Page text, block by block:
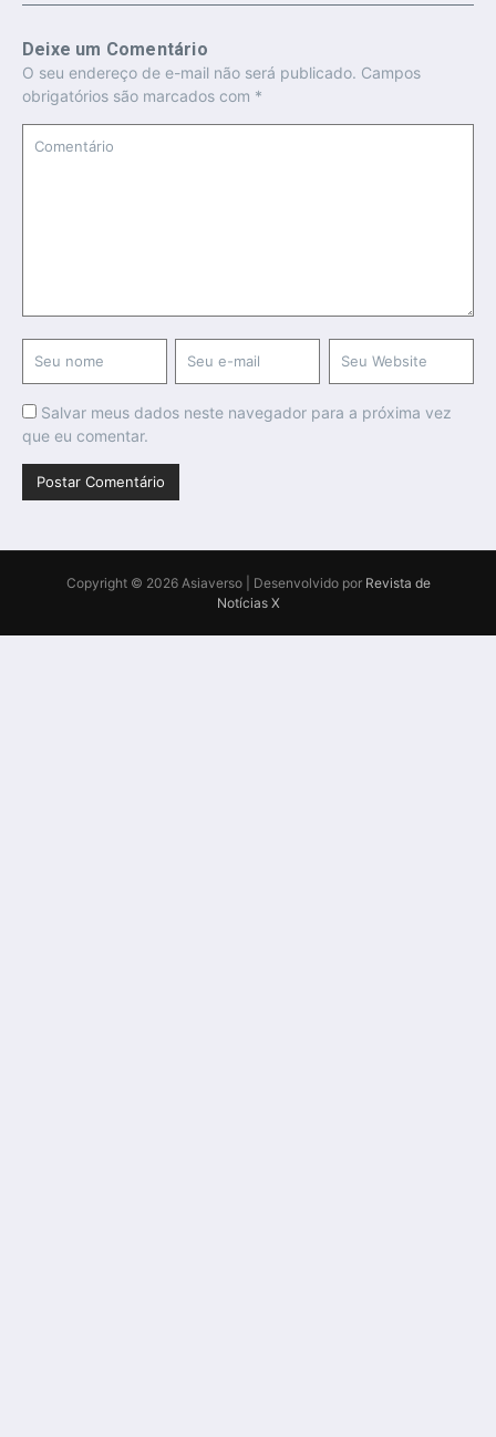
Deixe um Comentário
O seu endereço de e-mail não será publicado. Campos
obrigatórios são marcados com *
Salvar meus dados neste navegador para a próxima vez
que eu comentar.
Copyright © 2026 Asiaverso | Desenvolvido por Revista de
Notícias X